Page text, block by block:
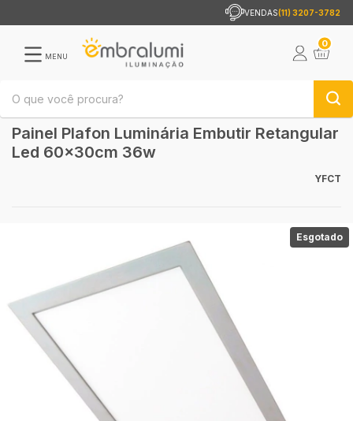
VENDAS(11) 3207-3782
MENU
0
Painel Plafon Luminária Embutir Retangular
Led 60x30cm 36w
YFCT
Esgotado